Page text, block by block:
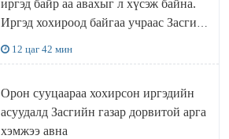
иргэд байр аа авахыг л хүсэж байна.
Иргэд хохироод байгаа учраас Засгийн
12 цаг 42 мин
Орон сууцаараа хохирсон иргэдийн
асуудалд Засгийн газар дорвитой арга
хэмжээ авна